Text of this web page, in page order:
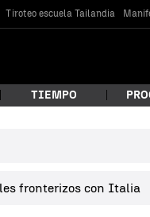
Tiroteo escuela Tailandia
TIEMPO
fronterizos con Italia